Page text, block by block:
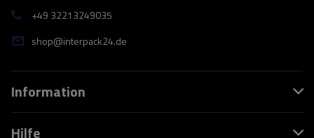
+49 32213249035
shop@interpack24.de
Information
Hilfe